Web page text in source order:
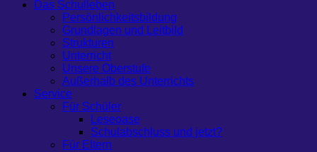
Das Schulleben
Persönlichkeitsbildung
Grundlagen und Leitbild
Strukturen
Unterricht
Unsere Oberstufe
Außerhalb des Unterrichts
Service
Für Schüler
Leseoase
Schulabschluss und jetzt?
Für Eltern